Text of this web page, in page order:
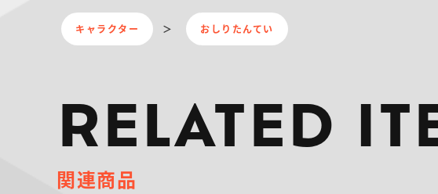
キャラクター おしりたんてい
RELATED
関連商品